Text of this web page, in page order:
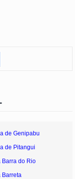
de Genipabu
de Pitangui
Barra do Rio
Barreta